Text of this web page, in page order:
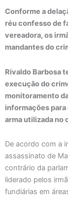
Conforme a
réu confesso de
vereadora, os
mandantes do
Rivaldo Barbosa
execução do
monitoramento
informações
arma utilizada no
De acordo com a
assassinato de
contrário da
liderado pelos
fundiárias em